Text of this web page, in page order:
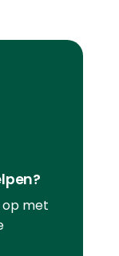
op met